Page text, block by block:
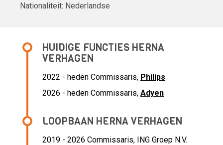
Nationaliteit: Nederlandse
HUIDIGE FUNCTIES HERNA
VERHAGEN
2022 - heden Commissaris, Philips
2026 - heden Commissaris, Adyen
LOOPBAAN HERNA VERHAGEN
2019 - 2026 Commissaris,
ING Groep N.V.